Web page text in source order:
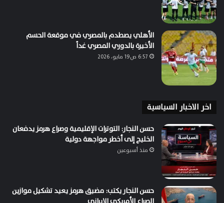
الأهلي يصطدم بالمصري في موقعة الحسم
الأخيرة بالدوري المصري غداً
6:57 ص19 مايو، 2026
اخر الاخبار السياسية
حسن النجار: التوترات الإقليمية وصراع هرمز يدفعان
الخليج إلى أخطر مواجهة دولية
منذ أسبوعين
حسن النجار يكتب: مضيق هرمز يعيد تشكيل موازين